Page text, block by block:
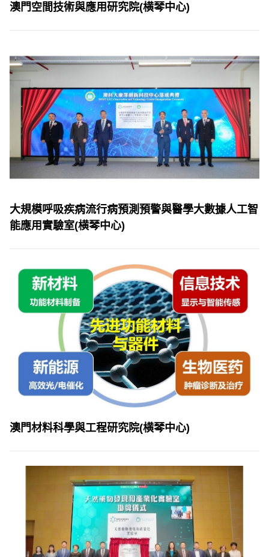
澳門空間技術與應用研究院(横琴中心)
大規模呼吸疾病流行病預測預警與醫學大數據人工智
能應用實驗室(横琴中心)
澳門材料科學與工程研究院(横琴中心)